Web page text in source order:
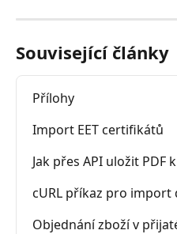
Související články
Přílohy
Import EET certifikátů
Jak přes API uložit PDF
cURL příkaz pro import
Objednání zboží v